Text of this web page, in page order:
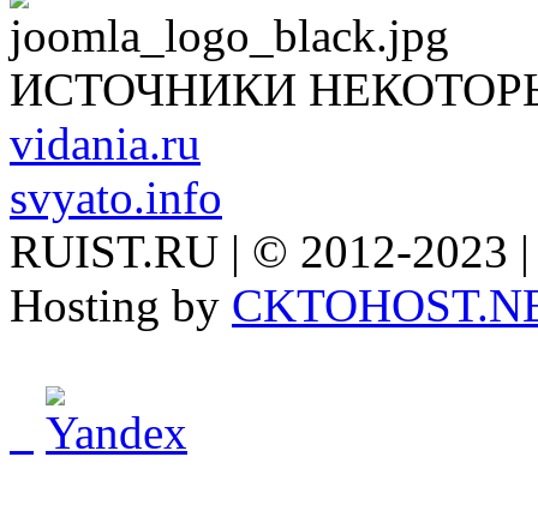
ИСТОЧНИКИ
vidania.ru
svyato.info
RUIST.RU | © 2012-2023
Hosting by